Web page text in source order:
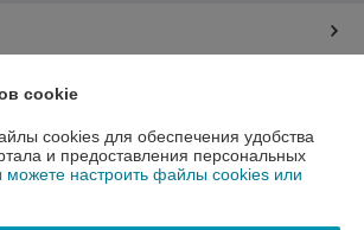
cookie
cookies для обеспечения удобства
и предоставления персональных
можете настроить файлы cookies или